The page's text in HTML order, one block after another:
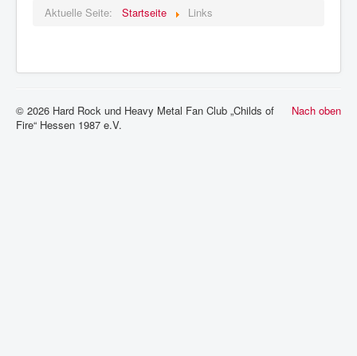
Aktuelle Seite: Startseite Links
Nach oben
© 2026 Hard Rock und Heavy Metal Fan Club „Childs of
Fire“ Hessen 1987 e.V.